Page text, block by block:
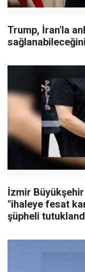
Trump, İran'la
İzmir
"ihaleye fesat
şüpheli